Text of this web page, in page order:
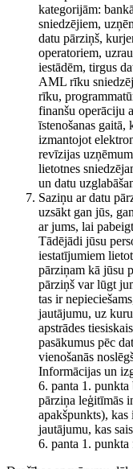
kategorijām:
sniedzējiem,
datu pārziņš,
operatoriem,
iestādēm, tirgus
AML rīku
rīku,
finanšu operāciju
īstenošanas gaitā,
izmantojot
revīzijas
lietotnes
un datu
Saziņu ar datu
uzsākt gan jūs,
ar jums, lai
Tādējādi jūsu
iestatījumiem
pārziņam kā jūsu
pārziņš var lūgt
tas ir
jautājumu, uz
apstrādes
pasākumus pēc
vienošanās
Informācijas un
6. panta 1.
pārziņa leģitīmās
apakšpunkts), kas
jautājumu, kas
6. panta 1. punkta